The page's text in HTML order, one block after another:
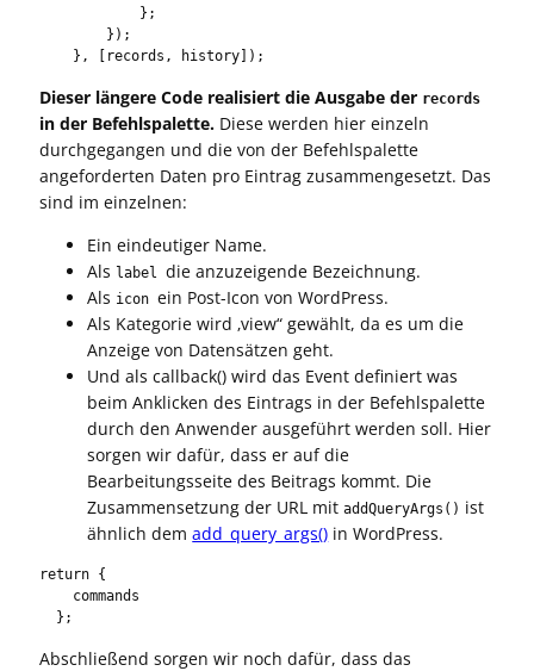
    }, [records, history]);
Dieser längere Code realisiert die Ausgabe der records
in der Befehlspalette. Diese werden hier einzeln
durchgegangen und die von der Befehlspalette
angeforderten Daten pro Eintrag zusammengesetzt. Das
sind im einzelnen:
Ein eindeutiger Name.
Als labeldie anzuzeigende Bezeichnung.
Als iconein Post-Icon von WordPress.
Als Kategorie wird ‚view“ gewählt, da es um die
Anzeige von Datensätzen geht.
Und als callback() wird das Event definiert was
beim Anklicken des Eintrags in der Befehlspalette
durch den Anwender ausgeführt werden soll. Hier
sorgen wir dafür, dass er auf die
Bearbeitungsseite des Beitrags kommt. Die
Zusammensetzung der URL mitaddQueryArgs() ist
ähnlich demadd_query_args() in WordPress.
return {
  };
Abschließend sorgen wir noch dafür, dass das